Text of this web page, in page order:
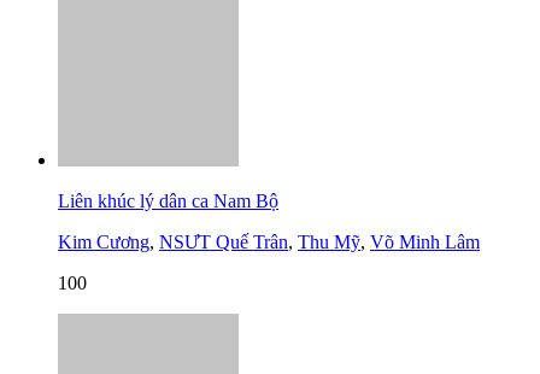
Liên khúc lý dân ca Nam Bộ
Kim Cương, NSƯT Quế Trân, Thu Mỹ, Võ Minh Lâm
100